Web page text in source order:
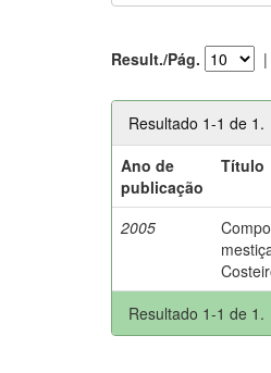
Result./Pág. |
Resultado 1-1 de 1.
Ano de
publicação
Título
2005
Resultado 1-1 de 1.